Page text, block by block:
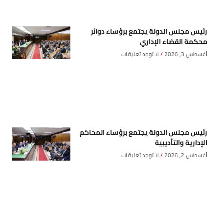
رئيس مجلس الدولة يجتمع برؤساء دوائر
محكمة القضاء الإداري
أغسطس 3, 2026 لا توجد تعليقات
رئيس مجلس الدولة يجتمع برؤساء المحاكم
الإدارية والتأديبية
أغسطس 2, 2026 لا توجد تعليقات